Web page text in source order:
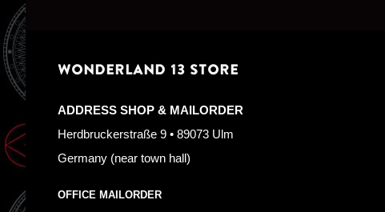
WONDERLAND 13 STORE
ADDRESS SHOP & MAILORDER
Herdbruckerstraße 9 • 89073 Ulm
Germany (near town hall)
OFFICE MAILORDER